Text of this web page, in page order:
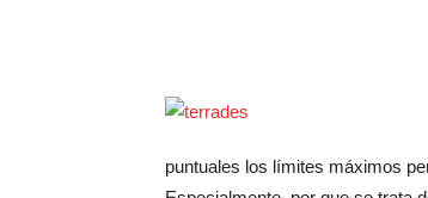
puntuales los límites máximos